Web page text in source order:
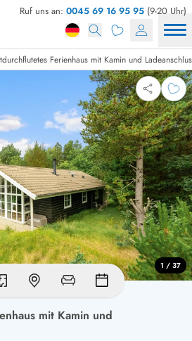
Ruf uns an: 0045 69 16 95 95 (9-20 Uhr)
Ferienhaus mit Kamin und
mit Kamin und
1 / 37